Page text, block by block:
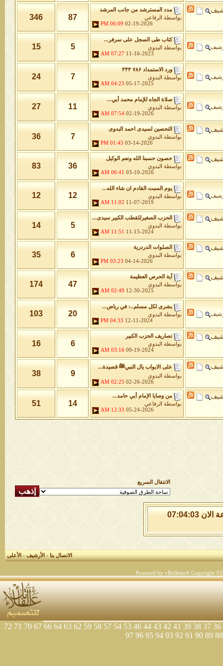
مدد المسترشد من جانب المرشد
بواسطة
الرفاعي
02-19-2026
06:09 PM
87
346
كتاب طى السجل على سرفر...
بواسطة
البدوي
11-16-2023
07:27 AM
5
15
ورد الاستمداد ۷۸۶ ۴۴۴
بواسطة
البدوي
05-17-2025
04:23 AM
7
24
صلاة الجاه للإمام محمد أبي...
بواسطة
البدوي
02-19-2026
07:54 AM
11
27
التحصين لسيدى احمد البدوى
بواسطة
البدوي
03-14-2026
01:45 PM
7
36
حصون حسبنا الله ونعم الوكيل
بواسطة
البدوي
03-10-2026
06:41 AM
36
83
يوم السبت القادم ان شاء الله...
بواسطة
البدوي
11-07-2019
11:02 AM
12
12
الحزب الصغيرللقطب الكبير سيدى...
بواسطة
البدوي
11-15-2024
11:51 AM
5
14
الصلوات الدردرية
بواسطة
البدوي
04-14-2026
03:23 PM
6
35
آية الحرص العظيمة
بواسطة
البدوي
12-30-2025
02:49 AM
47
174
بشرى لكل مسلم..: في رياض...
بواسطة
البدوي
12-11-2024
04:33 PM
20
103
تصاريف الحزب الكبير
بواسطة
البدوي
09-19-2024
03:16 AM
6
16
على الابواب يال النبيﷺ قصيدة...
بواسطة
البدوي
02-26-2026
02:25 AM
9
38
من وصايا الإمام أبي حامد...
بواسطة
الرفاعي
05-24-2026
12:33 AM
14
51
الانتقال السريع
السبت 8 من اغسطس 2026 , الساعة الان 07:04:03
الاتصال بنا-الأرشيف-الأعلى
Powered by vBulletin® Copyright
36
37
38
39
41
42
43
44
46
53
54
57
58
59
62
63
64
66
67
70
71
72
88
89
90
91
92
93
94
95
96
97